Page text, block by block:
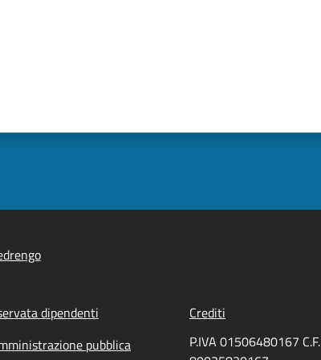
dipendenti Crediti
pubblica
P.IVA 01506480167 C.F.